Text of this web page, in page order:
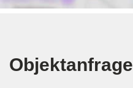
Objektanfrage